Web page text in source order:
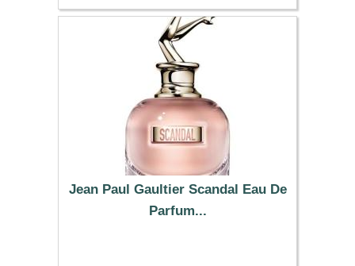
Jean Paul Gaultier Scandal Eau De
Parfum...